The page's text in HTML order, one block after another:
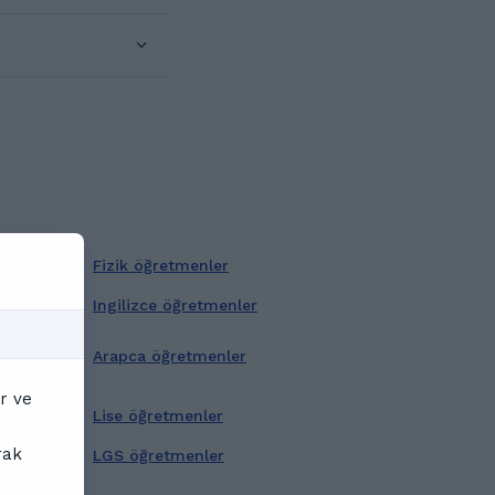
Fizik öğretmenler
Ingilizce öğretmenler
Arapca öğretmenler
Lise öğretmenler
LGS öğretmenler
ve